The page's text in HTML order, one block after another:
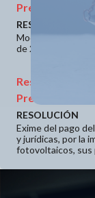
Precios
RESOLUCIÓN
Modifica el
de 2026.
Resolución
Precios
RESOLUCIÓN
Exime del pago
y jurídicas, por la
fotovoltaicos, sus